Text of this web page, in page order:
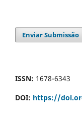
Enviar Submissão
ISSN: 1678-6343
DOI: https://